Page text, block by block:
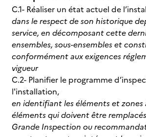
C.1- Réaliser un état actuel de
dans le respect de son historique
service, en décomposant cette
ensembles, sous-ensembles et
conformément aux exigences
vigueur
C.2- Planifier le programme
l'installation,
en identifiant les éléments et zones
éléments qui doivent être
Grande Inspection ou